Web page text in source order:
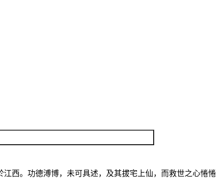
西。功德溥博，未可具述，及其拔宅上仙，而救世之心惓惓